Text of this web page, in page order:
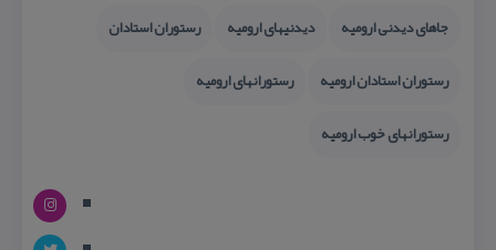
جاهای دیدنی ارومیه
دیدنیهای ارومیه
رستوران استادان
رستوران استادان ارومیه
رستورانهای ارومیه
رستورانهای خوب ارومیه